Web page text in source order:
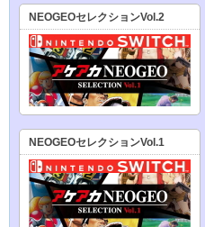
NEOGEOセレクションVol.2
NEOGEOセレクションVol.1